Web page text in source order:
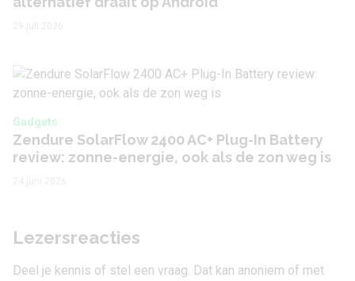
Gadgets
Zendure SolarFlow 2400 AC+ Plug-In Battery
review: zonne-energie, ook als de zon weg is
Lezersreacties
Deel je kennis of stel een vraag. Dat kan anoniem of met